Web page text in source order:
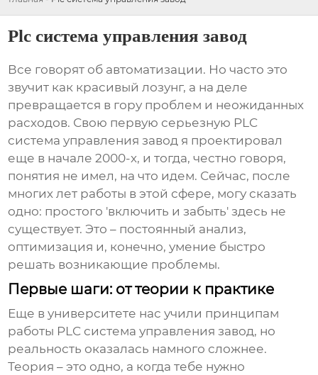
Plc система управления завод
Все говорят об автоматизации. Но часто это
звучит как красивый лозунг, а на деле
превращается в гору проблем и неожиданных
расходов. Свою первую серьезную PLC
система управления завод я проектировал
еще в начале 2000-х, и тогда, честно говоря,
понятия не имел, на что идем. Сейчас, после
многих лет работы в этой сфере, могу сказать
одно: простого 'включить и забыть' здесь не
существует. Это – постоянный анализ,
оптимизация и, конечно, умение быстро
решать возникающие проблемы.
Первые шаги: от теории к практике
Еще в университете нас учили принципам
работы PLC система управления завод, но
реальность оказалась намного сложнее.
Теория – это одно, а когда тебе нужно